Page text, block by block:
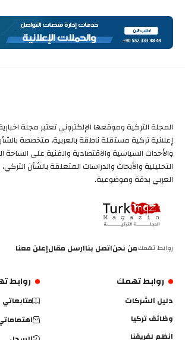
المجلة التركية وموقعها الإلكتروني تعتبر مجلة
إعلانية تركية مستقلة ناطقة بالعربية، متخصصة بالشأن
والأحداث السياسية والاقتصادية والفنية على الساحة
التحليلية والأبحاث والدراسات المتعلقة بالشأن
العربي بدقة وموضوعية.
روابط تهمكمن نحناتصل بناارسل مقالإعلن معنا
روابط تهمك
دليل الشركات
وظائف تركيا
انظم لفريقنا
روابط
متابعاتي